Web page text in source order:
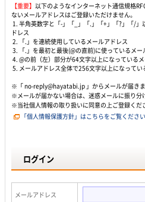
【重要】 以下のようなインターネット通信規格
ないメールアドレスはご登録いただけません。
1. 半角英数字と「-」「_」「.」「+」「?」「/
ドレス
2. 「.」を連続使用しているメールアドレス
3. 「.」を最初と最後(@の直前)に使っているメー
4. @の前（左）部分が64文字以上になっている
5. メールアドレス全体で256文字以上になってい
※「 no-reply@hayatabi.jp 」からメールが届きま
※メールが届かない場合は、迷惑メールに振り分
※当社個人情報の取り扱いに同意の上ご登録くだ
「個人情報保護方針」はこちらをご覧ください
ログイン
メールアドレス